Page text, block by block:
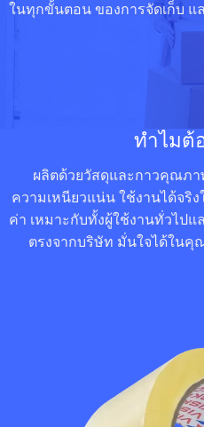
ในทุกขั้นตอน ของการจัดเก็บ แ
ทำไมต้
ผลิตด้วยวัสดุและกาวคุณภ
ความเหนียวแน่น ใช้งานได้จริ
ค่า เหมาะกับทั้งผู้ใช้งานทั่วไป
ตรงจากบริษัท มั่นใจได้ในคุ